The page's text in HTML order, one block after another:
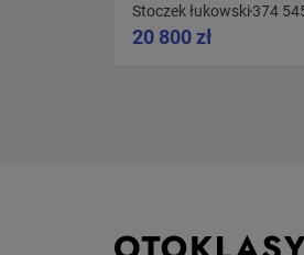
Stoczek łukowski374
20 800 zł